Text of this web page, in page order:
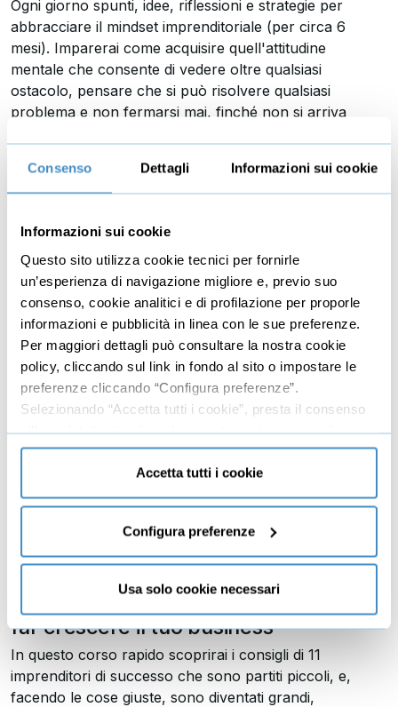
Consenso Dettagli Informazioni sui cookie
Informazioni sui cookie
Questo sito utilizza cookie tecnici per fornirle
un’esperienza di navigazione migliore e, previo suo
consenso, cookie analitici e di profilazione per proporle
informazioni e pubblicità in linea con le sue preferenze.
Per maggiori dettagli può consultare la nostra cookie
policy, cliccando sul link in fondo al sito o impostare le
preferenze cliccando “Configura preferenze”.
Selezionando “Accetta tutti i cookie”, presta il consenso
all’uso di tutti i tipi di cookie mentre può revocare il
consenso cliccando su “Usa solo cookie necessari” e
saranno attivati i soli cookie tecnici necessari al corretto
funzionamento del sito.
Accetta tutti i cookie
Configura preferenze
Usa solo cookie necessari
Ogni giorno spunti, idee, riflessioni e strategie per
abbracciare il mindset imprenditoriale (per circa 6
mesi). Imparerai come acquisire quell'attitudine
mentale che consente di vedere oltre qualsiasi
ostacolo, pensare che si può risolvere qualsiasi
problema e non fermarsi mai, finché non si arriva
Durata: 10h 05m 18s
€97,00+IVA
Consigli da imprenditori da oltre 1
miliardo di fatturato complessivo per
far crescere il tuo business
In questo corso rapido scoprirai i consigli di 11
imprenditori di successo che sono partiti piccoli, e,
facendo le cose giuste, sono diventati grandi,